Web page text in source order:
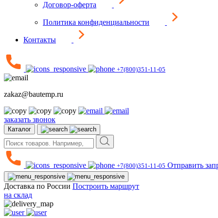
Договор-оферта
Политика конфиденциальности
Контакты
+7(800)351-11-05
zakaz@bautemp.ru
заказать звонок
Каталог
+7(800)351-11-05 Отправить
Доставка по России Построить маршрут
на склад